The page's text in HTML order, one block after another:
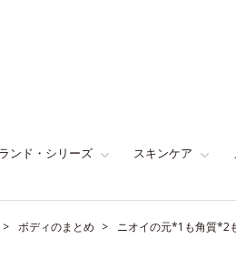
ンド・シリーズ スキンケア
ボディのまとめ ニオイの元*1も角質*2